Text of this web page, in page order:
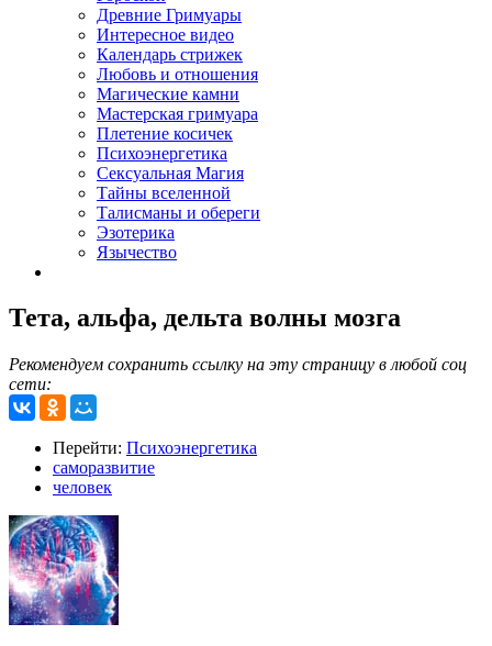
Древние Гримуары
Интересное видео
Календарь стрижек
Любовь и отношения
Магические камни
Мастерская гримуара
Плетение косичек
Психоэнергетика
Сексуальная Магия
Тайны вселенной
Талисманы и обереги
Эзотерика
Язычество
Тета, альфа, дельта волны мозга
Рекомендуем сохранить ссылку на эту страницу в любой соц
сети:
Перейти: Психоэнергетика
саморазвитие
человек